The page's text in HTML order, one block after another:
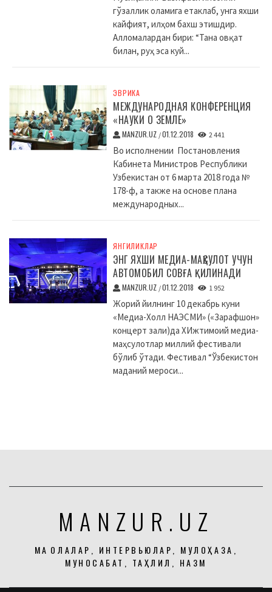
гўзаллик оламига етаклаб, унга яхши
кайфият, илҳом бахш этишдир.
Алломалардан бири: “Тана овқат
билан, руҳ эса куй...
ЭВРИКА
МЕЖДУНАРОДНАЯ КОНФЕРЕНЦИЯ
«НАУКИ О ЗЕМЛЕ»
MANZUR.UZ /01.12.2018 2 441
Во исполнении Постановления
Кабинета Министров Республики
Узбекистан от 6 марта 2018 года №
178-ф, а также на основе плана
международных...
ЯНГИЛИКЛАР
ЭНГ ЯХШИ МЕДИА-МАҲСУЛОТ УЧУН
АВТОМОБИЛ СОВҒА ҚИЛИНАДИ
MANZUR.UZ /01.12.2018 1 952
Жорий йилнинг 10 декабрь куни
«Медиа-Холл НАЭСМИ» («Зарафшон»
концерт зали)да XИжтимоий медиа-
маҳсулотлар миллий фестивали
бўлиб ўтади. Фестивал “Ўзбекистон
маданий мероси...
MANZUR.UZ
МАҚОЛАЛАР, ИНТЕРВЬЮЛАР, МУЛОҲАЗА,
МУНОСАБАТ, ТАҲЛИЛ, НАЗМ